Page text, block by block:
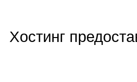
Хостинг